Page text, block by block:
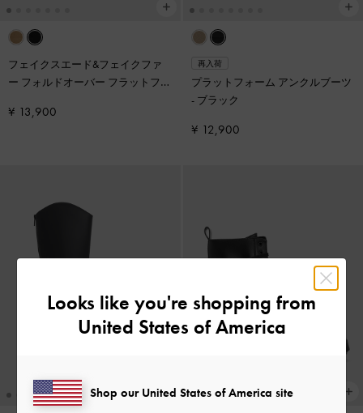
フェイクスエード&フェイクファ
ー フォルドオーバー フラットフォ
ー
¥ 13,900
再入荷
プラットフォーム アンクルブーツ
- ブラック
¥ 12,900
Looks like you're shopping from
United States of America
Shop our United States of America site